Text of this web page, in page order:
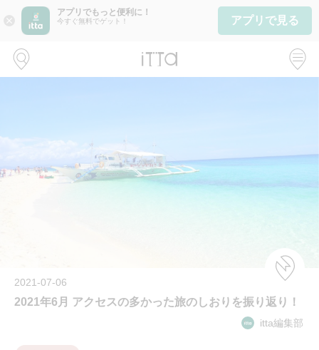
close
アプリでもっと便利に！
今すぐ無料でゲット！ アプリで見る
2021-07-06
2021年6月 アクセスの多かった旅のしおりを振り返り！
itta編集部